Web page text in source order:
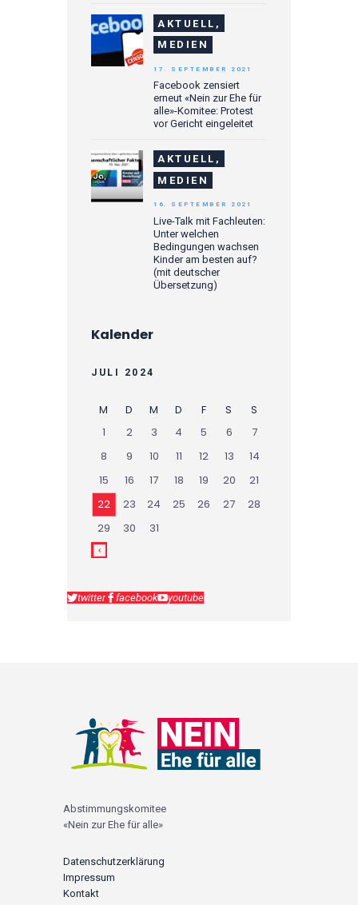
AKTUELL,
MEDIEN
Facebook zensiert
erneut «Nein zur Ehe für
alle»-Komitee: Protest
vor Gericht eingeleitet
17. SEPTEMBER 2021
AKTUELL,
MEDIEN
Live-Talk mit Fachleuten:
Unter welchen
Bedingungen wachsen
Kinder am besten auf?
(mit deutscher
Übersetzung)
16. SEPTEMBER 2021
Kalender
JULI 2024
M D M D F S
S
1
2 3 4 5 6
7
8
9 10 11 12 13
14
15
16 17 18 19 20
21
22
23 24 25 26 27
28
29
30 31
twitter facebook youtube
Abstimmungskomitee
«Nein zur Ehe für alle»
Datenschutzerklärung
Impressum
Kontakt